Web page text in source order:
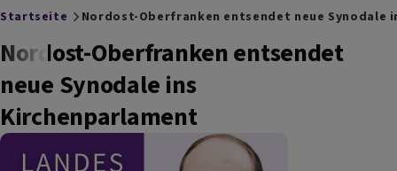
Breadcrumb
Startseite Nordost-Oberfranken entsendet neue Synodale
Nordost-Oberfranken entsendet
neue Synodale ins
Kirchenparlament